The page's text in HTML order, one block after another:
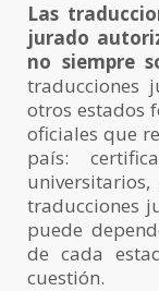
Las
jurado
no siempre
traducciones
otros estados
oficiales que
país:
traducciones
puede
de cada
cuestión.